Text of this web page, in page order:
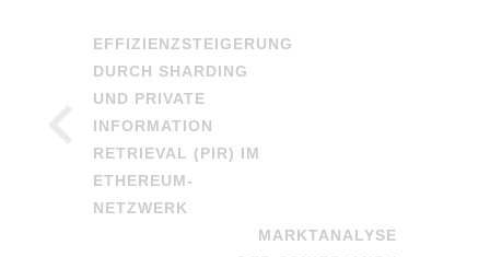
EFFIZIENZSTEIGERUNG
DURCH SHARDING
UND PRIVATE
INFORMATION
RETRIEVAL (PIR) IM
ETHEREUM-
NETZWERK
MARKTANALYSE